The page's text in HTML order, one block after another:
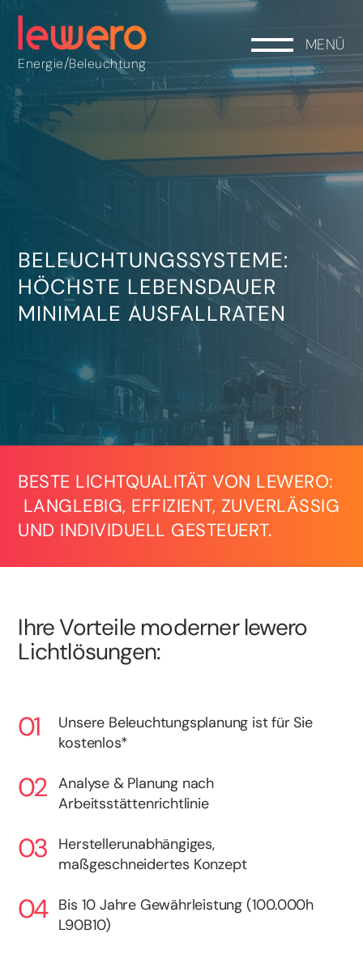
Energie/Beleuchtung
MENÜ
BELEUCHTUNGSSYSTEME:
HÖCHSTE LEBENSDAUER
MINIMALE AUSFALLRATEN
BESTE LICHTQUALITÄT VON LEWERO:
LANGLEBIG, EFFIZIENT, ZUVERLÄSSIG
UND INDIVIDUELL GESTEUERT.
Ihre Vorteile moderner lewero
Lichtlösungen:
Unsere Beleuchtungsplanung ist für Sie
kostenlos*
Analyse & Planung nach
Arbeitsstättenrichtlinie
Herstellerunabhängiges,
maßgeschneidertes Konzept
Bis 10 Jahre Gewährleistung (100.000h
L90B10)